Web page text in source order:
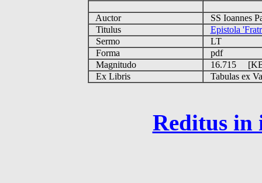
Auctor
SS Ioannes
Titulus
Epistola
Sermo
LT
Forma
pdf
Magnitudo
16.715
Ex Libris
Tabulas ex
Reditus in